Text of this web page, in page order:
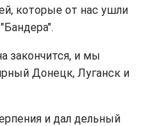
которые от нас ушли
закончится, и мы
Донецк, Луганск и
и дал дельный